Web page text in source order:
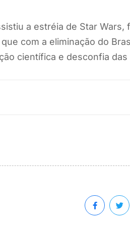
a estréia de Star
com a eliminação do
científica e desconfia